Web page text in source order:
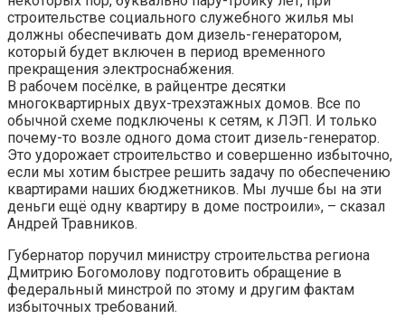
строительстве социального служебного жилья мы
должны обеспечивать дом дизель-генератором,
который будет включен в период временного
прекращения электроснабжения.
В рабочем посёлке, в райцентре десятки
многоквартирных двух-трехэтажных домов. Все по
обычной схеме подключены к сетям, к ЛЭП. И только
почему-то возле одного дома стоит дизель-генератор.
Это удорожает строительство и совершенно избыточно,
если мы хотим быстрее решить задачу по обеспечению
квартирами наших бюджетников. Мы лучше бы на эти
деньги ещё одну квартиру в доме построили», – сказал
Андрей Травников.
Губернатор поручил министру строительства региона
Дмитрию Богомолову подготовить обращение в
федеральный минстрой по этому и другим фактам
избыточных требований.